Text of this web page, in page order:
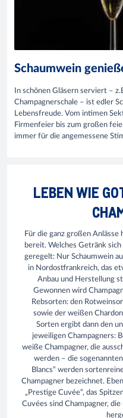
Schaumwein
In schönen Gläsern serviert –
Champagnerschale – ist edler
Lebensfreude. Vom intimen
Firmenfeier bis zum großen
immer für die angemessene
LEBEN WIE
Für die ganz großen
bereit. Welches Getränk
geregelt: Nur Schaumwein
in Nordostfrankreich, das
Anbau und Herstellung
Gewonnen wird
Rebsorten: den
sowie der weißen
Sorten ergibt dann den
jeweiligen Champagners:
weiße Champagner, die
werden – die sogenannten
Blancs“ werden
Champagner bezeichnet.
„Prestige Cuvée“, das
Cuvées sind Champagner,